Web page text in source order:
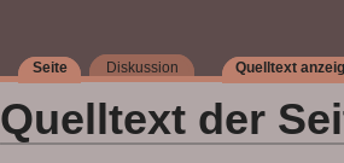
Quelltext der
Seite Diskussion Quelltext